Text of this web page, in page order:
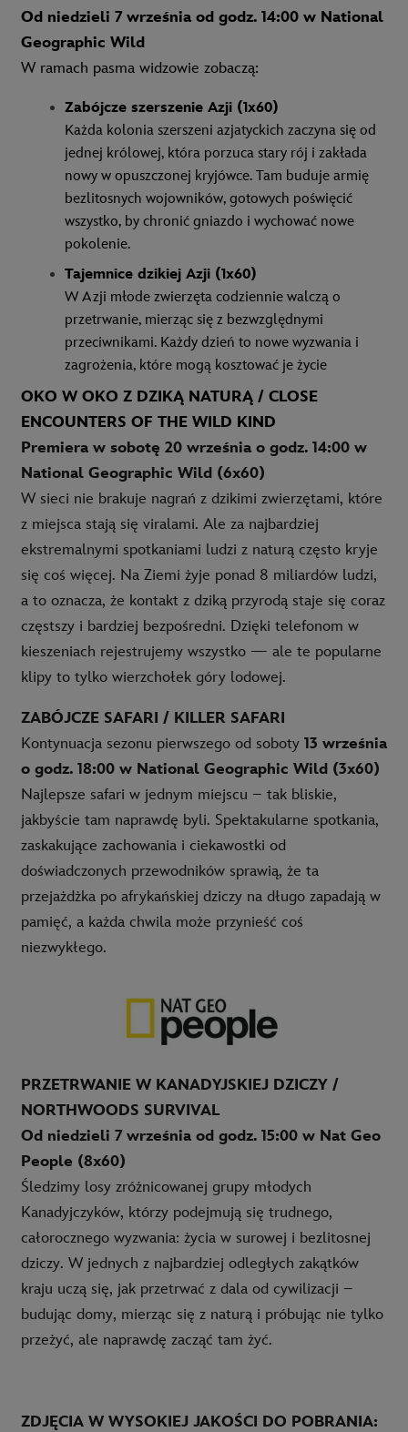
Od niedzieli 7 września od godz. 14:00 w National
Geographic Wild
W ramach pasma widzowie zobaczą:
Zabójcze szerszenie Azji (1x60)
Każda kolonia szerszeni azjatyckich zaczyna się od
jednej królowej, która porzuca stary rój i zakłada
nowy w opuszczonej kryjówce. Tam buduje armię
bezlitosnych wojowników, gotowych poświęcić
wszystko, by chronić gniazdo i wychować nowe
pokolenie.
Tajemnice dzikiej Azji (1x60)
W Azji młode zwierzęta codziennie walczą o
przetrwanie, mierząc się z bezwzględnymi
przeciwnikami. Każdy dzień to nowe wyzwania i
zagrożenia, które mogą kosztować je życie
OKO W OKO Z DZIKĄ NATURĄ / CLOSE
ENCOUNTERS OF THE WILD KIND
Premiera w sobotę 20 września o godz. 14:00 w
National Geographic Wild (6x60)
W sieci nie brakuje nagrań z dzikimi zwierzętami, które
z miejsca stają się viralami. Ale za najbardziej
ekstremalnymi spotkaniami ludzi z naturą często kryje
się coś więcej. Na Ziemi żyje ponad 8 miliardów ludzi,
a to oznacza, że kontakt z dziką przyrodą staje się coraz
częstszy i bardziej bezpośredni. Dzięki telefonom w
kieszeniach rejestrujemy wszystko — ale te popularne
klipy to tylko wierzchołek góry lodowej.
ZABÓJCZE SAFARI / KILLER SAFARI
Kontynuacja sezonu pierwszego od soboty 13 września
o godz. 18:00 w National Geographic Wild (3x60)
Najlepsze safari w jednym miejscu – tak bliskie,
jakbyście tam naprawdę byli. Spektakularne spotkania,
zaskakujące zachowania i ciekawostki od
doświadczonych przewodników sprawią, że ta
przejażdżka po afrykańskiej dziczy na długo zapadają w
pamięć, a każda chwila może przynieść coś
niezwykłego.
PRZETRWANIE W KANADYJSKIEJ DZICZY /
NORTHWOODS SURVIVAL
Od niedzieli 7 września od godz. 15:00 w Nat Geo
People (8x60)
Śledzimy losy zróżnicowanej grupy młodych
Kanadyjczyków, którzy podejmują się trudnego,
całorocznego wyzwania: życia w surowej i bezlitosnej
dziczy. W jednych z najbardziej odległych zakątków
kraju uczą się, jak przetrwać z dala od cywilizacji –
budując domy, mierząc się z naturą i próbując nie tylko
przeżyć, ale naprawdę zacząć tam żyć.
ZDJĘCIA W WYSOKIEJ JAKOŚCI DO POBRANIA: